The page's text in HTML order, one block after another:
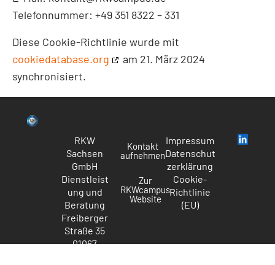
Telefonnummer: +49 351 8322 – 331
Diese Cookie-Richtlinie wurde mit
cookiedatabase.org
am 21. März 2024
synchronisiert.
RKW
Sachsen
GmbH
Dienstleist
ung und
Beratung
Freiberger
Straße 35
01067
Kontakt
aufnehmen
Zur
RKWcampus
Website
Impressum
Datenschut
zerklärung
Cookie-
Richtlinie
(EU)